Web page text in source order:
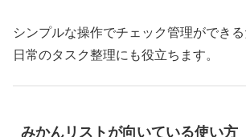
シンプルな操作でチェック管理ができる
日常のタスク整理にも役立ちます。
みかんリストが向いている使い方